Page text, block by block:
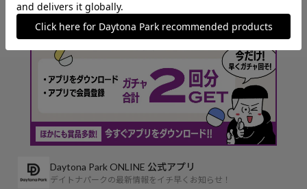
Daytona Park ONLINE 公式アプリ
デイトナパークの最新情報をイチ早くお知らせ！